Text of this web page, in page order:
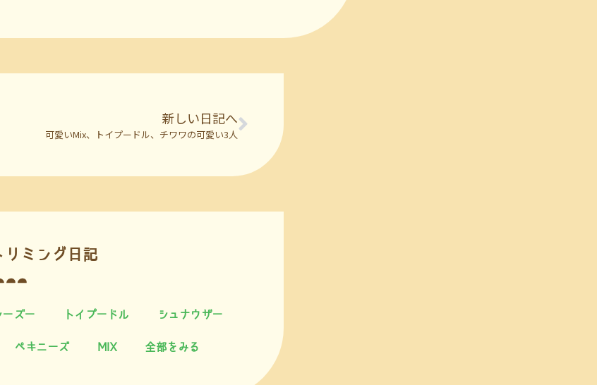
新しい日記へ
可愛いMix、トイプードル、チワワの可愛い3人
リミング日記
ーズー トイプードル シュナウザー
ペキニーズ MIX 全部をみる